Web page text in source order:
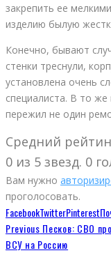
закрепить ее
изделию былую
Конечно, бывают
стенки треснули,
установлена очень
специалиста. В то
пережил не один
Средний
0 из 5 звезд. 0
Вам нужно
проголосовать.
FacebookTwitterPinterest
Previous Песков: СВО
ВСУ на Россию